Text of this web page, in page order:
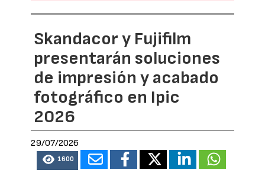
Skandacor y Fujifilm
presentarán soluciones
de impresión y acabado
fotográfico en Ipic
2026
29/07/2026
1600